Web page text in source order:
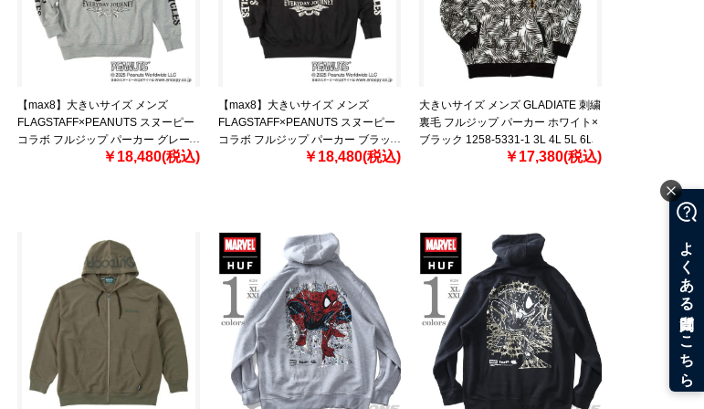
【max8】大きいサイズ メンズ
FLAGSTAFF×PEANUTS スヌーピー
コラボ フルジップ パーカー グレー
1278-5306-1 3L 4L 5L 6L 8L
￥18,480(税込)
【max8】大きいサイズ メンズ
FLAGSTAFF×PEANUTS スヌーピー
コラボ フルジップ パーカー ブラッ
ク 1278-5306-2 3L 4L 5L 6L 8L
￥18,480(税込)
大きいサイズ メンズ GLADIATE 刺繍
裏毛 フルジップ パーカー ホワイト×
ブラック 1258-5331-1 3L 4L 5L 6L
￥17,380(税込)